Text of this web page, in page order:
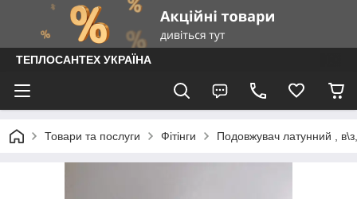
ТЕПЛОСАНТЕХ УКРАЇНА
Товари та послуги Фітінги Подовжувач латунний ,